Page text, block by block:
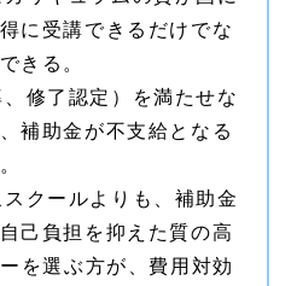
に受講できるだけでな
きる。
修了認定）を満たせな
補助金が不支給となる
クールよりも、補助金
己負担を抑えた質の高
を選ぶ方が、費用対効